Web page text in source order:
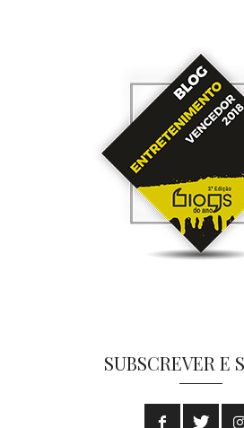
SUBSCREVER E